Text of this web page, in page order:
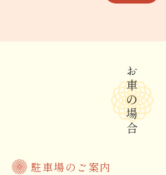
お車の場合
駐車場のご案内